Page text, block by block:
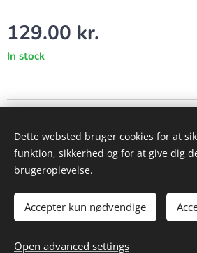
129.00 kr.
In stock
Powered by
English
Dansk
Dette websted bruger cookies for at
funktion, sikkerhed og for at give dig
brugeroplevelse.
Accepter kun nødvendige
Open advanced settings